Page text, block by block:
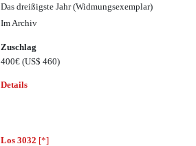
Das dreißigste Jahr (Widmungsexemplar)
Im Archiv
Zuschlag
400€(US$ 460)
Details
Los 3032 [*]